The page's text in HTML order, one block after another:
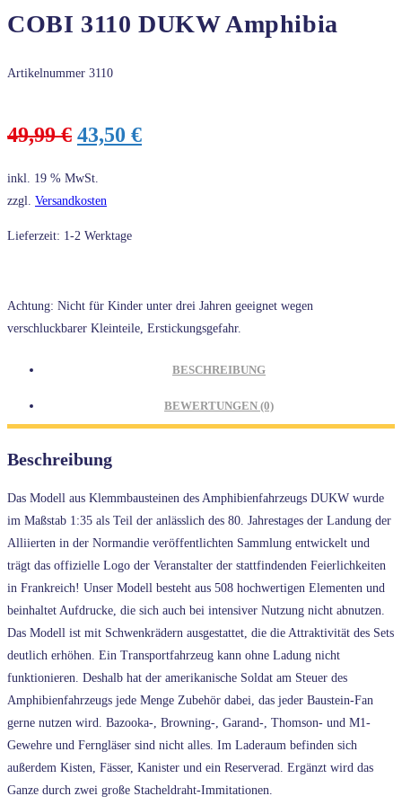
COBI 3110 DUKW Amphibia
Artikelnummer 3110
49,99€ Ursprünglicher
war:
49,99 €
43,50 €Aktueller
inkl. 19 % MwSt.
zzgl. Versandkosten
Lieferzeit: 1-2 Werktage
Achtung: Nicht für Kinder unter drei Jahren geeignet wegen
verschluckbarer Kleinteile, Erstickungsgefahr.
BESCHREIBUNG
BEWERTUNGEN (0)
Beschreibung
Das Modell aus Klemmbausteinen des Amphibienfahrzeugs DUKW wurde
im Maßstab 1:35 als Teil der anlässlich des 80. Jahrestages der Landung der
Alliierten in der Normandie veröffentlichten Sammlung entwickelt und
trägt das offizielle Logo der Veranstalter der stattfindenden Feierlichkeiten
in Frankreich! Unser Modell besteht aus 508 hochwertigen Elementen und
beinhaltet Aufdrucke, die sich auch bei intensiver Nutzung nicht abnutzen.
Das Modell ist mit Schwenkrädern ausgestattet, die die Attraktivität des Sets
deutlich erhöhen. Ein Transportfahrzeug kann ohne Ladung nicht
funktionieren. Deshalb hat der amerikanische Soldat am Steuer des
Amphibienfahrzeugs jede Menge Zubehör dabei, das jeder Baustein-Fan
gerne nutzen wird. Bazooka-, Browning-, Garand-, Thomson- und M1-
Gewehre und Ferngläser sind nicht alles. Im Laderaum befinden sich
außerdem Kisten, Fässer, Kanister und ein Reserverad. Ergänzt wird das
Ganze durch zwei große Stacheldraht-Immitationen.